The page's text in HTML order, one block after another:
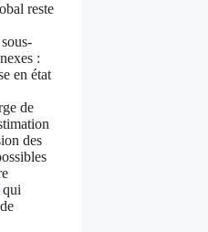
reste
sous-
:
en état
de
des
qui